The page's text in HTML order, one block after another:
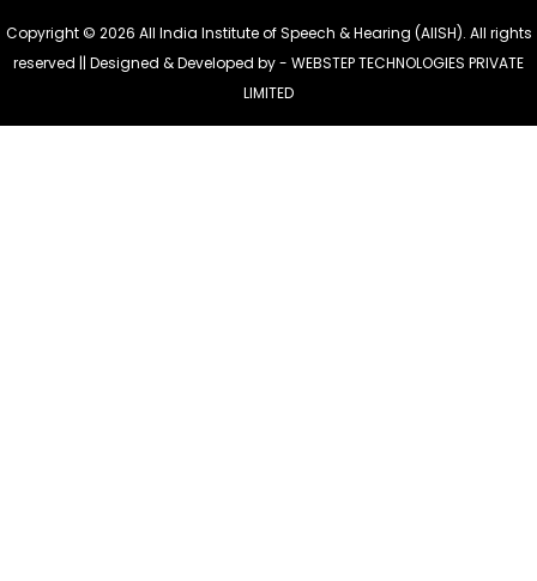
Copyright © 2026 All India Institute of Speech & Hearing (AIISH). All rights
reserved || Designed & Developed by - WEBSTEP TECHNOLOGIES PRIVATE
LIMITED